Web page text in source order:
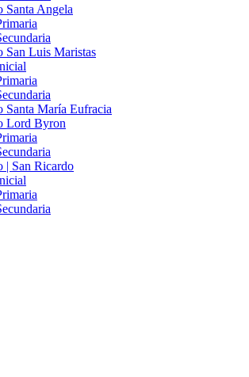
Santa Angela
San Luis Maristas
Santa María Eufracia
Lord Byron
| San Ricardo